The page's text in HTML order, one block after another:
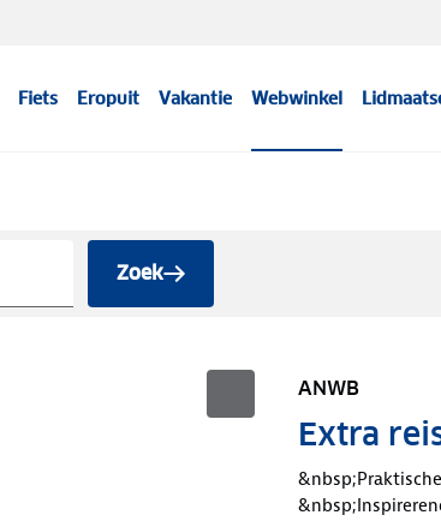
Fiets Eropuit Vakantie Webwinkel
Zoek
ANWB
Extra